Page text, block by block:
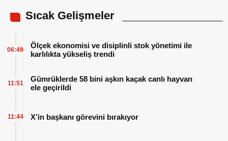
Sıcak Gelişmeler
Ölçek ekonomisi ve disiplinli stok yönetimi ile
karlılıkta yükseliş trendi
06:49
Gümrüklerde 58 bini aşkın kaçak canlı hayvan
ele geçirildi
11:51
X’in başkanı görevini bırakıyor
11:44